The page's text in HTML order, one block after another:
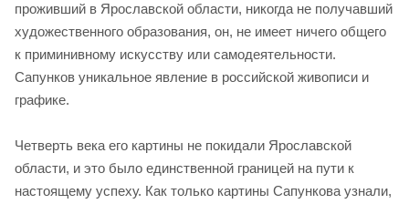
проживший в Ярославской области, никогда не получавший
художественного образования, он, не имеет ничего общего
к приминивному искусству или самодеятельности.
Сапунков уникальное явление в российской живописи и
графике.
Четверть века его картины не покидали Ярославской
области, и это было единственной границей на пути к
настоящему успеху. Как только картины Сапункова узнали,